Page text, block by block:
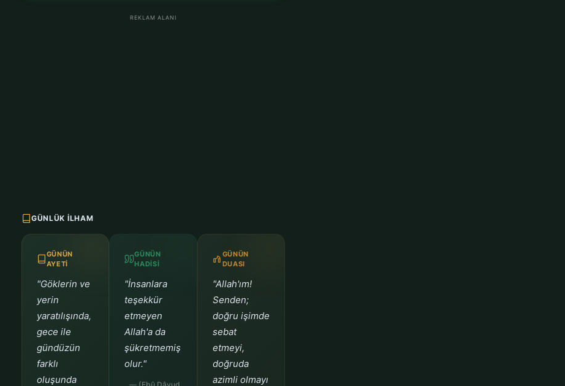
REKLAM ALANI
GÜNLÜK İLHAM
GÜNÜN
AYETI
"Göklerin ve
yerin
yaratılışında,
gece ile
gündüzün
farklı
oluşunda
GÜNÜN
HADISI
"İnsanlara
teşekkür
etmeyen
Allah'a da
şükretmemiş
olur."
GÜNÜN
DUASI
"Allah'ım!
Senden;
doğru işimde
sebat
etmeyi,
doğruda
azimli olmayı